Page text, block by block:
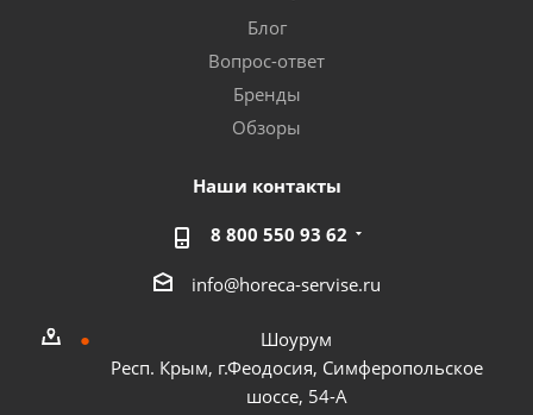
Блог
Вопрос-ответ
Бренды
Обзоры
Наши контакты
8 800 550 93 62
info@horeca-servise.ru
Шоурум
Респ. Крым, г.Феодосия, Симферопольское
шоссе, 54-А